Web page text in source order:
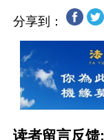
分享到：
读者留言反馈: